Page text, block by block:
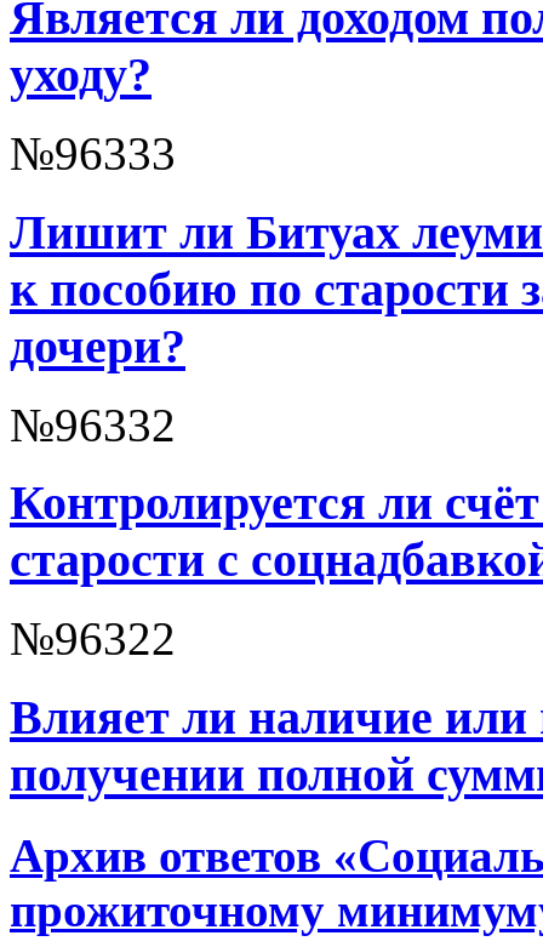
Является ли доходом
уходу?
№96333
Лишит ли Битуах
к пособию по старости
дочери?
№96332
Контролируется ли
старости с
№96322
Влияет ли наличие или
получении полной
Архив ответов
прожиточному